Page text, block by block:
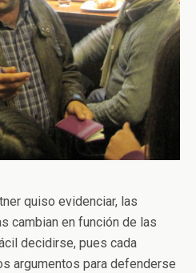
quiso evidenciar, las
cambian en función de las
decidirse, pues cada
argumentos para defenderse